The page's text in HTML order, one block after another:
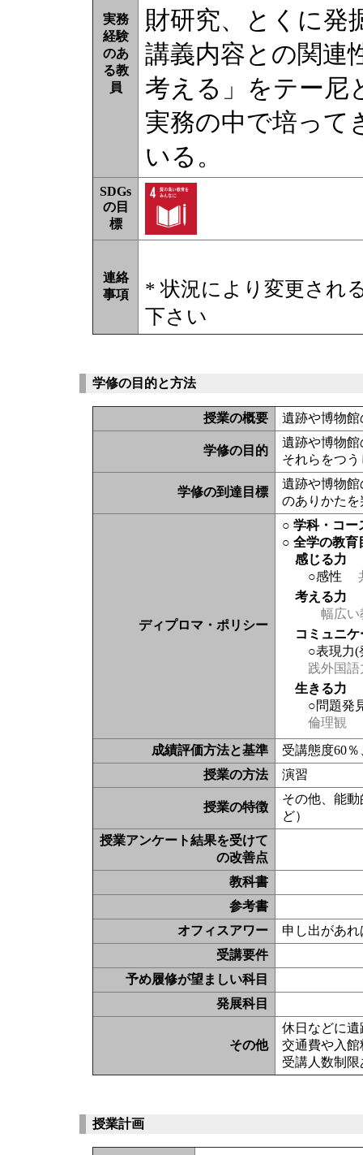
実務
経験
のあ
る教
員
財研究、とくに発
講義内容との関連
考える」をテー尼
実務の中で培って
いる。
SDGs
の目
標
連絡
事項
* 状況により変更され
下さい
学修の目的と方法
授業の概要 遺跡や博物
学修の目的
遺跡や博物
それらをつ
学修の到達目標
遺跡や博物
のありかた
ディプロマ・ポリシー
○ 学科・コー
○ 全学の教育
感じる力
○感性
考える力
幅広い
コミュニ
○表現力(
践外国語
生きる力
○問題発
倫理観
成績評価方法と基準
受講態度60
授業の方法
演習
授業の特徴
その他、能
ど）
授業アンケート結果を受けて
の改善点
教科書
参考書
オフィスアワー
申し出があ
受講要件
予め履修が望ましい科目
発展科目
その他
休日などに
交通費や入
受講人数制限
授業計画